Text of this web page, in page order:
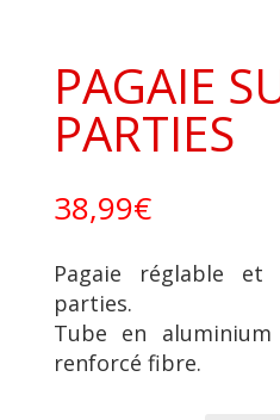
PAGAIE
PARTIES
38,99€
Pagaie réglable
parties.
Tube en
renforcé fibre.